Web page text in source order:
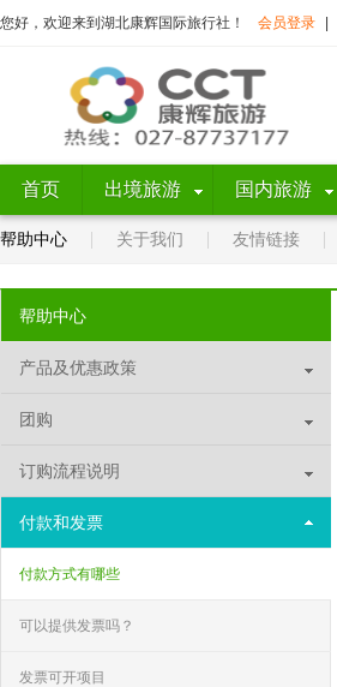
您好，欢迎来到湖北康辉国际旅行社！ 会员登录
首页 出境旅游 国内旅游
帮助中心 关于我们 友情链接
帮助中心
产品及优惠政策
团购
订购流程说明
付款和发票
付款方式有哪些
可以提供发票吗？
发票可开项目